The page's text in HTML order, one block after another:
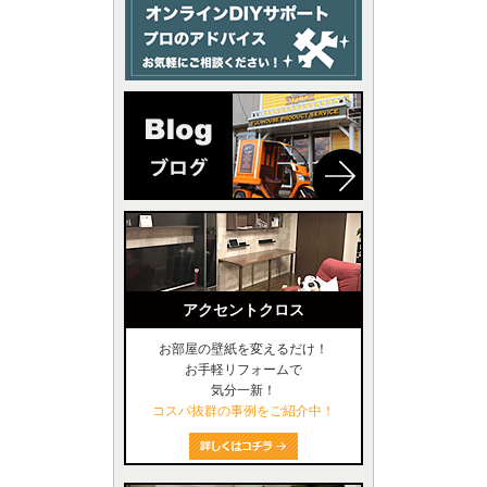
アクセントクロス
お部屋の壁紙を変えるだけ！
お手軽リフォームで
気分一新！
コスパ抜群の事例をご紹介中！